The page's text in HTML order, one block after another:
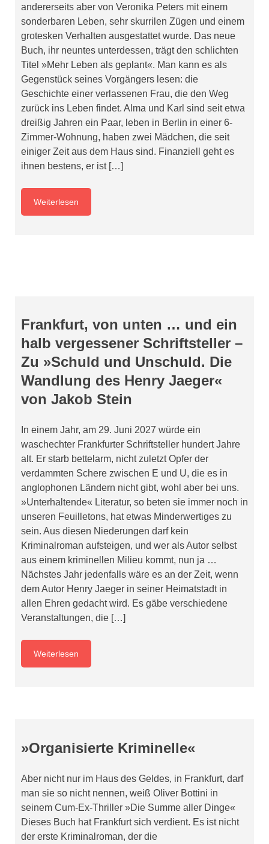
andererseits aber von Veronika Peters mit einem
sonderbaren Leben, sehr skurrilen Zügen und einem
grotesken Verhalten ausgestattet wurde. Das neue
Buch, ihr neuntes unterdessen, trägt den schlichten
Titel »Mehr Leben als geplant«. Man kann es als
Gegenstück seines Vorgängers lesen: die
Geschichte einer verlassenen Frau, die den Weg
zurück ins Leben findet. Alma und Karl sind seit etwa
dreißig Jahren ein Paar, leben in Berlin in einer 6-
Zimmer-Wohnung, haben zwei Mädchen, die seit
einiger Zeit aus dem Haus sind. Finanziell geht es
ihnen bestens, er ist […]
Weiterlesen
Frankfurt, von unten … und ein
halb vergessener Schriftsteller –
Zu »Schuld und Unschuld. Die
Wandlung des Henry Jaeger«
von Jakob Stein
In einem Jahr, am 29. Juni 2027 würde ein
waschechter Frankfurter Schriftsteller hundert Jahre
alt. Er starb bettelarm, nicht zuletzt Opfer der
verdammten Schere zwischen E und U, die es in
anglophonen Ländern nicht gibt, wohl aber bei uns.
»Unterhaltende« Literatur, so beten sie immer noch in
unseren Feuilletons, hat etwas Minderwertiges zu
sein. Aus diesen Niederungen darf kein
Kriminalroman aufsteigen, und wer als Autor selbst
aus einem kriminellen Milieu kommt, nun ja …
Nächstes Jahr jedenfalls wäre es an der Zeit, wenn
dem Autor Henry Jaeger in seiner Heimatstadt in
allen Ehren gedacht wird. Es gäbe verschiedene
Veranstaltungen, die […]
Weiterlesen
»Organisierte Kriminelle«
Aber nicht nur im Haus des Geldes, in Frankfurt, darf
man sie so nicht nennen, weiß Oliver Bottini in
seinem Cum-Ex-Thriller »Die Summe aller Dinge«
Dieses Buch hat Frankfurt sich verdient. Es ist nicht
der erste Kriminalroman, der die